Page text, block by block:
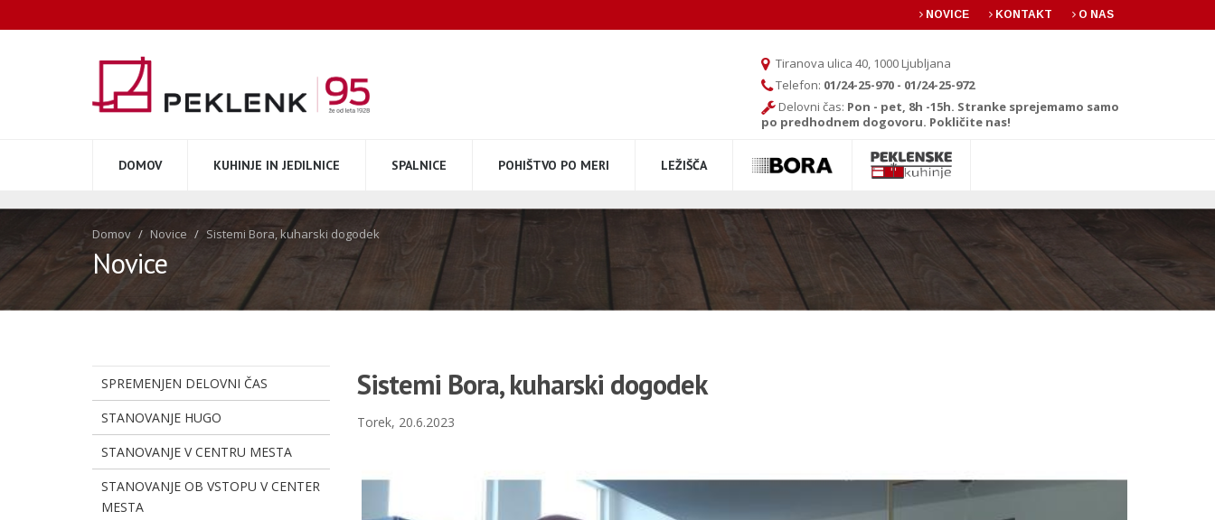
NOVICE KONTAKT O NAS
Tiranova ulica 40, 1000 Ljubljana
Telefon: 01/24-25-970 - 01/24-25-972
Delovni čas: Pon - pet, 8h -15h. Stranke sprejemamo samo
po predhodnem dogovoru. Pokličite nas!
DOMOV KUHINJE IN JEDILNICE SPALNICE POHIŠTVO PO MERI LEŽIŠČA
Domov Novice Sistemi Bora, kuharski dogodek
Novice
SPREMENJEN DELOVNI ČAS
STANOVANJE HUGO
STANOVANJE V CENTRU MESTA
STANOVANJE OB VSTOPU V CENTER
MESTA
Sistemi Bora, kuharski dogodek
Torek, 20.6.2023